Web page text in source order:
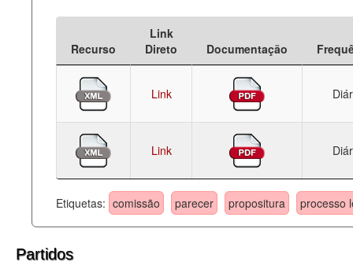
Recurso
Link
Direto
Documentação
Link
Link
Etiquetas: comissão parecer propositura processo
Partidos